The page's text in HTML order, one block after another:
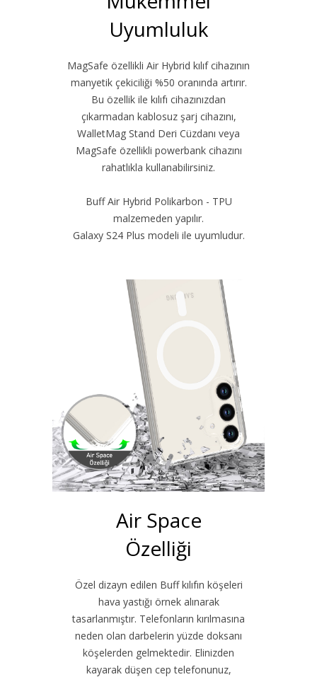
Uyumluluk
MagSafe özellikli Air Hybrid kılıf cihazının
manyetik çekiciliği %50 oranında artırır.
Bu özellik ile kılıfı cihazınızdan
çıkarmadan kablosuz şarj cihazını,
WalletMag Stand Deri Cüzdanı veya
MagSafe özellikli powerbank cihazını
rahatlıkla kullanabilirsiniz.
Buff Air Hybrid Polikarbon - TPU
malzemeden yapılır.
Galaxy S24 Plus modeli ile uyumludur.
Air Space
Özelliği
Özel dizayn edilen Buff kılıfın köşeleri
hava yastığı örnek alınarak
tasarlanmıştır. Telefonların kırılmasına
neden olan darbelerin yüzde doksanı
köşelerden gelmektedir. Elinizden
kayarak düşen cep telefonunuz,